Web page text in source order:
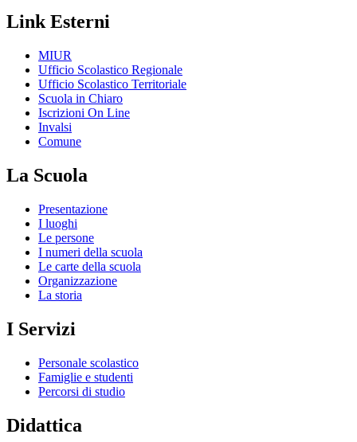
Link Esterni
MIUR
Ufficio Scolastico Regionale
Ufficio Scolastico Territoriale
Scuola in Chiaro
Iscrizioni On Line
Invalsi
Comune
La Scuola
Presentazione
I luoghi
Le persone
I numeri della scuola
Le carte della scuola
Organizzazione
La storia
I Servizi
Personale scolastico
Famiglie e studenti
Percorsi di studio
Didattica